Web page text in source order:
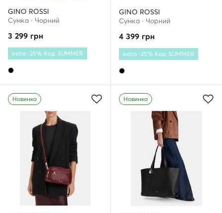
GINO ROSSI
Сумка · Чорний
3 299 грн
extra -25% Код: SUMMER
GINO ROSSI
Сумка · Чорний
4 399 грн
extra -25% Код: SUMMER
Новинка Новинка